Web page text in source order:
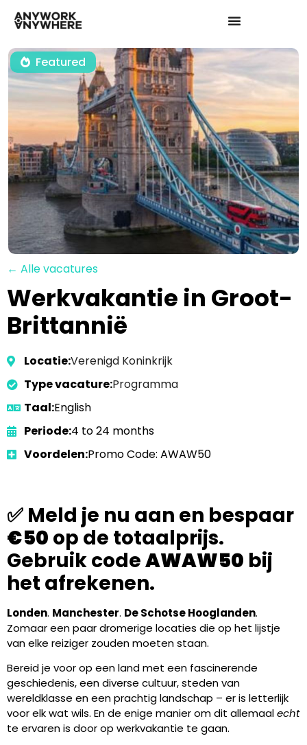
Featured
← Alle vacatures
Werkvakantie in Groot-
Brittannië
Locatie:Verenigd Koninkrijk
Type vacature:Programma
Taal:English
Periode:4 to 24 months
Voordelen:Promo Code: AWAW50
✅ Meld je nu aan en bespaar
€50 op de totaalprijs.
Gebruik codeAWAW50 bij
het afrekenen.
Londen. Manchester. De Schotse Hooglanden.
Zomaar een paar dromerige locaties die op het lijstje
van elke reiziger zouden moeten staan.
Bereid je voor op een land met een fascinerende
geschiedenis, een diverse cultuur, steden van
wereldklasse en een prachtig landschap – er is letterlijk
voor elk wat wils. En de enige manier om dit allemaalecht
te ervaren is door op werkvakantie te gaan.